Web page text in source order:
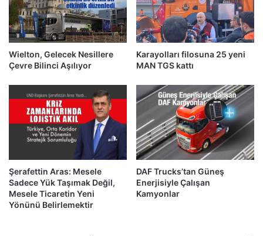
Wielton, Gelecek Nesillere
Çevre Bilinci Aşılıyor
Karayolları filosuna 25 yeni
MAN TGS kattı
Şerafettin Aras: Mesele
Sadece Yük Taşımak Değil,
Mesele Ticaretin Yeni
Yönünü Belirlemektir
DAF Trucks’tan Güneş
Enerjisiyle Çalışan
Kamyonlar